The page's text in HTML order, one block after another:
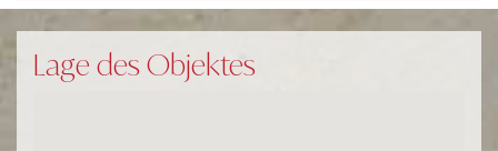
Lage des Objektes